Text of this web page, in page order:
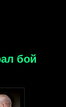
бой